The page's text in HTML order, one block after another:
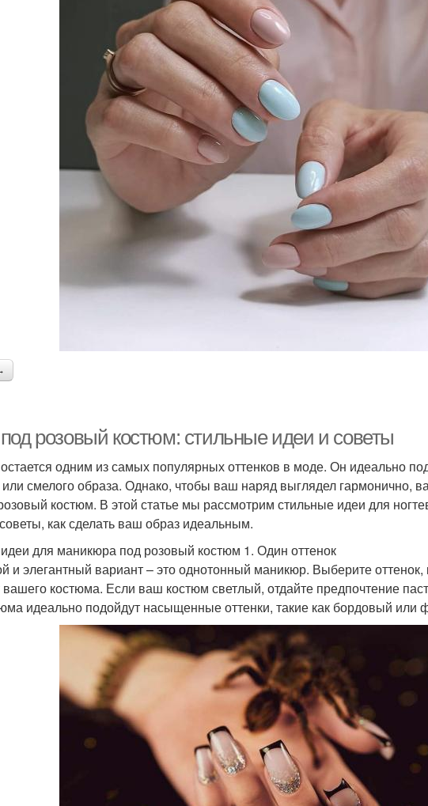
розовый костюм: стильные идеи и советы
одним из самых популярных оттенков в моде. Он идеально
смелого образа. Однако, чтобы ваш наряд выглядел гармонично,
костюм. В этой статье мы рассмотрим стильные идеи для
как сделать ваш образ идеальным.
для маникюра под розовый костюм 1. Один оттенок
и элегантный вариант – это однотонный маникюр. Выберите
вашего костюма. Если ваш костюм светлый, отдайте предпочтение
идеально подойдут насыщенные оттенки, такие как бордовый или